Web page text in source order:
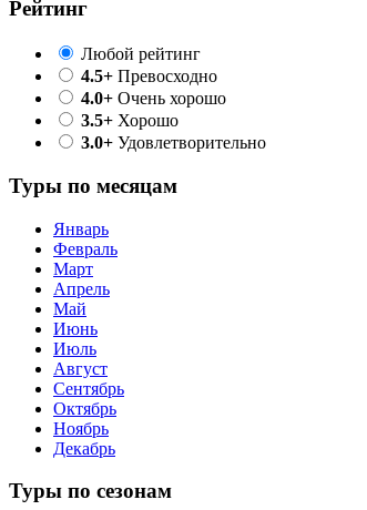
Рейтинг
Любой рейтинг
4.5+ Превосходно
4.0+ Очень хорошо
3.5+ Хорошо
3.0+ Удовлетворительно
Туры по месяцам
Январь
Февраль
Март
Апрель
Май
Июнь
Июль
Август
Сентябрь
Октябрь
Ноябрь
Декабрь
Туры по сезонам